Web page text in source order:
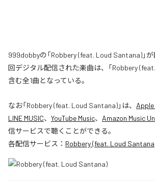
999dobbyの「Robbery (feat. Loud Santana)」
回デジタル配信された楽曲は、「Robbery
含む全1曲となっている。
なお「Robbery (feat. Loud Santana)」は、
LINE MUSIC、 YouTube Music、 Amazon Music
信サービスで聴くことができる。
各配信サービス： Robbery (feat. Loud